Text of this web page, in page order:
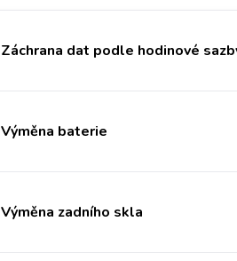
Záchrana dat podle hodinové
Výměna baterie
Výměna zadního skla